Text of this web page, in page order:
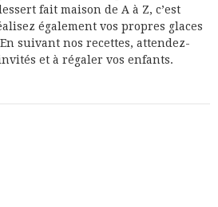
fait maison de A à Z, c’est
également vos propres glaces
suivant nos recettes, attendez-
et à régaler vos enfants.